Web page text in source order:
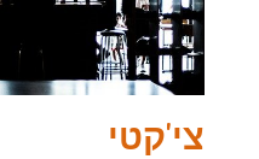
צי'קטי